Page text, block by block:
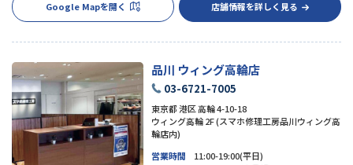
Google Mapを開く 店舗情報を詳しく見る
品川 ウィング高輪店
03-6721-7005
東京都 港区 高輪 4-10-18
ウィング高輪 2F (スマホ修理工房品川ウィング高
輪店内)
営業時間
11:00-19:00(平日)